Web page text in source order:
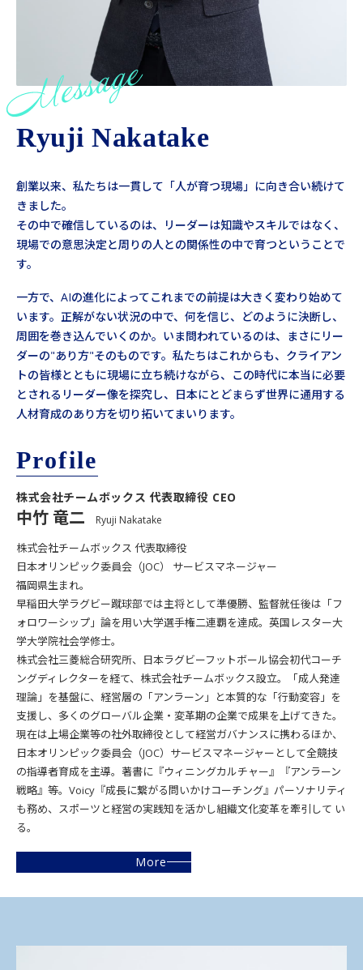
Ryuji Nakatake
創業以来、私たちは一貫して「人が育つ現場」に向き合い続けて
きました。
その中で確信しているのは、リーダーは知識やスキルではなく、
現場での意思決定と周りの人との関係性の中で育つということで
す。
一方で、AIの進化によってこれまでの前提は大きく変わり始めて
います。正解がない状況の中で、何を信じ、どのように決断し、
周囲を巻き込んでいくのか。いま問われているのは、まさにリー
ダーの"あり方"そのものです。私たちはこれからも、クライアン
トの皆様とともに現場に立ち続けながら、この時代に本当に必要
とされるリーダー像を探究し、日本にとどまらず世界に通用する
人材育成のあり方を切り拓いてまいります。
Profile
株式会社チームボックス 代表取締役 CEO
中竹 竜二 Ryuji Nakatake
株式会社チームボックス 代表取締役
日本オリンピック委員会（JOC） サービスマネージャー
福岡県生まれ。
早稲田大学ラグビー蹴球部では主将として準優勝、監督就任後は「フ
ォロワーシップ」論を用い大学選手権二連覇を達成。英国レスター大
学大学院社会学修士。
株式会社三菱総合研究所、日本ラグビーフットボール協会初代コーチ
ングディレクターを経て、株式会社チームボックス設立。「成人発達
理論」を基盤に、経営層の「アンラーン」と本質的な「行動変容」を
支援し、多くのグローバル企業・変革期の企業で成果を上げてきた。
現在は上場企業等の社外取締役として経営ガバナンスに携わるほか、
日本オリンピック委員会（JOC）サービスマネージャーとして全競技
の指導者育成を主導。著書に『ウィニングカルチャー』『アンラーン
戦略』等。Voicy『成長に繋がる問いかけコーチング』パーソナリティ
も務め、スポーツと経営の実践知を活かし組織文化変革を牽引して い
る。
More